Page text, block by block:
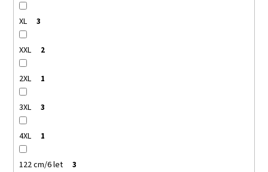
XL 3
XXL 2
2XL 1
3XL 3
4XL 1
122 cm/6 let 3